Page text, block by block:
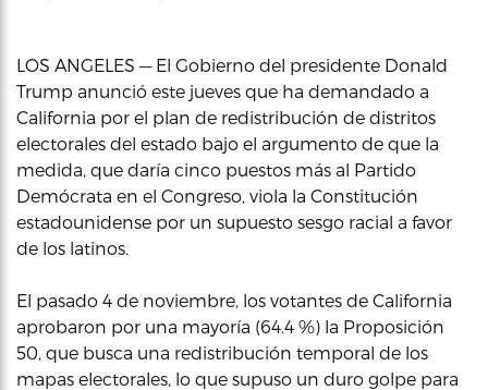
LOS ANGELES — El Gobierno del presidente Donald
Trump anunció este jueves que ha demandado a
California por el plan de redistribución de distritos
electorales del estado bajo el argumento de que la
medida, que daría cinco puestos más al Partido
Demócrata en el Congreso, viola la Constitución
estadounidense por un supuesto sesgo racial a favor
de los latinos.
El pasado 4 de noviembre, los votantes de California
aprobaron por una mayoría (64.4 %) la Proposición
50, que busca una redistribución temporal de los
mapas electorales, lo que supuso un duro golpe para